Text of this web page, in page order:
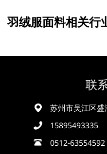
羽绒服面料相关行
联
苏州市吴江区
15895493335
0512-63554592